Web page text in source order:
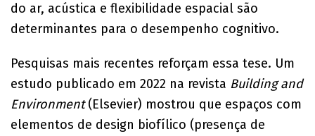
do ar, acústica e flexibilidade espacial são
determinantes para o desempenho cognitivo.
Pesquisas mais recentes reforçam essa tese. Um
estudo publicado em 2022 na revista Building and
Environment(Elsevier) mostrou que espaços com
elementos de design biofílico (presença de